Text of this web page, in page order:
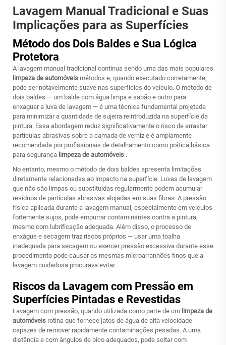
Lavagem Manual Tradicional e Suas
Implicações para as Superfícies
Método dos Dois Baldes e Sua Lógica
Protetora
A lavagem manual tradicional continua sendo uma das mais populares
limpeza de automóveis métodos e, quando executado corretamente,
pode ser notavelmente suave nas superfícies do veículo. O método de
dois baldes — um balde com água limpa e sabão e outro para
enxaguar a luva de lavagem — é uma técnica fundamental projetada
para minimizar a quantidade de sujeira reintroduzida na superfície da
pintura. Essa abordagem reduz significativamente o risco de arrastar
partículas abrasivas sobre a camada de verniz e é amplamente
recomendada por profissionais de detalhamento como prática básica
para segurança limpeza de automóveis .
No entanto, mesmo o método de dois baldes apresenta limitações
diretamente relacionadas ao impacto na superfície. Luvas de lavagem
que não são limpas ou substituídas regularmente podem acumular
resíduos de partículas abrasivas alojadas em suas fibras. A pressão
física aplicada durante a lavagem manual, especialmente em veículos
fortemente sujos, pode empurrar contaminantes contra a pintura,
mesmo com lubrificação adequada. Além disso, o processo de
enxágue e secagem traz riscos próprios — usar uma toalha
inadequada para secagem ou exercer pressão excessiva durante esse
procedimento pode causar as mesmas microarranhões finos que a
lavagem cuidadosa procurava evitar.
Riscos da Lavagem com Pressão em
Superfícies Pintadas e Revestidas
Lavagem com pressão, quando utilizada como parte de um limpeza de
automóveis rotina que fornece jatos de água de alta velocidade
capazes de remover rapidamente contaminações pesadas. A uma
distância e com ângulos de bico adequados, pode soltar com